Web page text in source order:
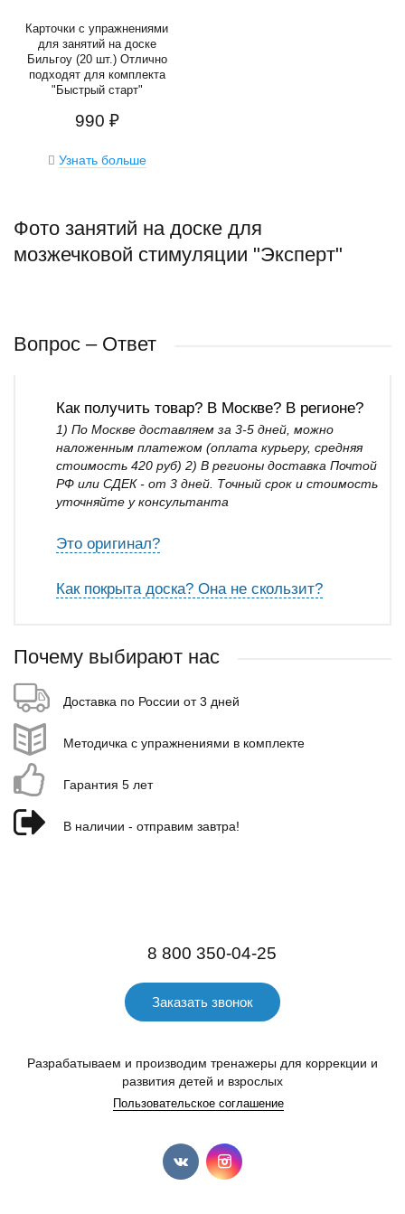
Карточки с упражнениями
для занятий на доске
Бильгоу (20 шт.) Отлично
подходят для комплекта
"Быстрый старт"
990 ₽
Узнать больше
Фото занятий на доске для
мозжечковой стимуляции "Эксперт"
Вопрос – Ответ
Как получить товар? В Москве? В регионе?
1) По Москве доставляем за 3-5 дней, можно
наложенным платежом (оплата курьеру, средняя
стоимость 420 руб) 2) В регионы доставка Почтой
РФ или СДЕК - от 3 дней. Точный срок и стоимость
уточняйте у консультанта
Это оригинал?
Как покрыта доска? Она не скользит?
Почему выбирают нас
Доставка по России от 3 дней
Методичка с упражнениями в комплекте
Гарантия 5 лет
В наличии - отправим завтра!
8 800 350-04-25
Заказать звонок
Разрабатываем и производим тренажеры для коррекции и
развития детей и взрослых
Пользовательское соглашение